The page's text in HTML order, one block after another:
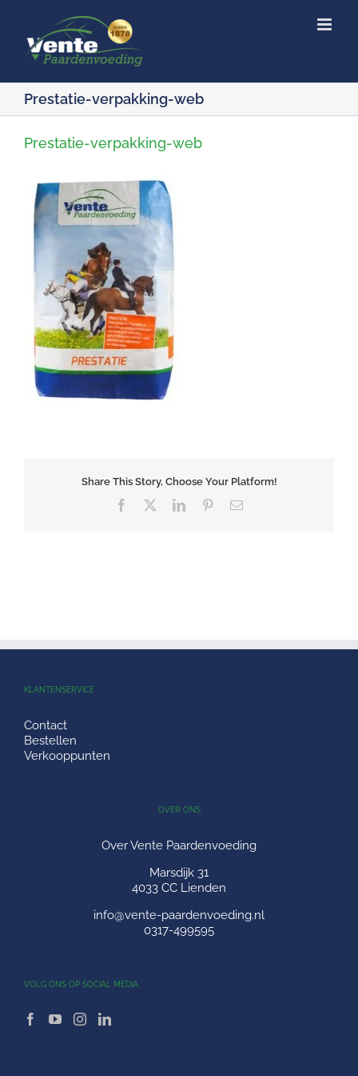
inhoud
Prestatie-verpakking-web
Prestatie-verpakking-web
Share This Story, Choose Your Platform!
Facebook LinkedInPinterest
E-
KLANTENSERVICE
Contact
Bestellen
Verkooppunten
OVER ONS
Over Vente Paardenvoeding
Marsdijk 31
4033 CC Lienden
info@vente-paardenvoeding.nl
0317-499595
VOLG ONS OP SOCIAL MEDIA